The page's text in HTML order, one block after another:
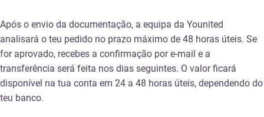
Após o envio da documentação, a equipa da Younited
analisará o teu pedido no prazo máximo de 48 horas úteis. Se
for aprovado, recebes a confirmação por e-mail e a
transferência será feita nos dias seguintes. O valor ficará
disponível na tua conta em 24 a 48 horas úteis, dependendo do
teu banco.